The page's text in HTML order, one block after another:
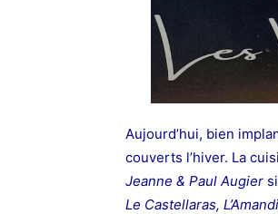
Aujourd’hui, bien
couverts l’hiver. La
Jeanne & Paul Augier
Le Castellaras,